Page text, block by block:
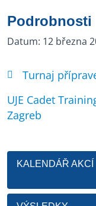
Podrobnosti
Datum: 12 března
Turnaj
UJE Cadet
Zagreb
KALENDÁŘ AKCÍ